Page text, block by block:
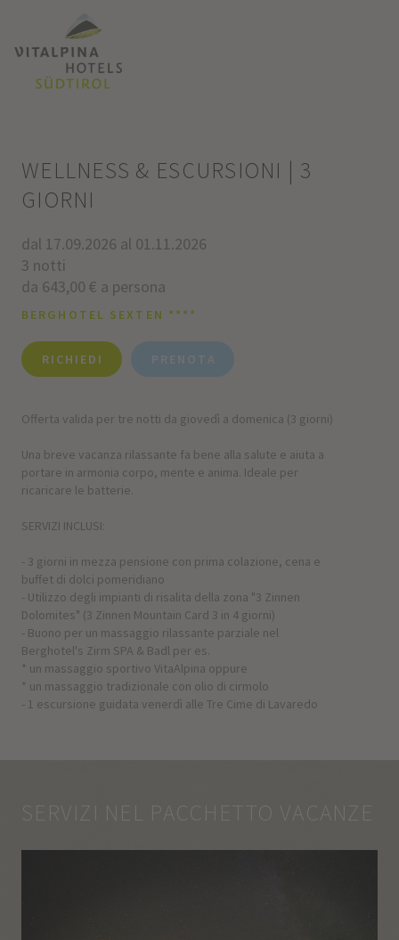
WELLNESS & ESCURSIONI | 3
GIORNI
dal 17.09.2026 al 01.11.2026
3 notti
da 643,00 € a persona
BERGHOTEL SEXTEN ****
RICHIEDI PRENOTA
Offerta valida per tre notti da giovedì a domenica (3 giorni)
Una breve vacanza rilassante fa bene alla salute e aiuta a
portare in armonia corpo, mente e anima. Ideale per
ricaricare le batterie.
SERVIZI INCLUSI:
- 3 giorni in mezza pensione con prima colazione, cena e
buffet di dolci pomeridiano
- Utilizzo degli impianti di risalita della zona "3 Zinnen
Dolomites" (3 Zinnen Mountain Card 3 in 4 giorni)
- Buono per un massaggio rilassante parziale nel
Berghotel's Zirm SPA & Badl per es.
* un massaggio sportivo VitaAlpina oppure
* un massaggio tradizionale con olio di cirmolo
- 1 escursione guidata venerdì alle Tre Cime di Lavaredo
SERVIZI NEL PACCHETTO VACANZE